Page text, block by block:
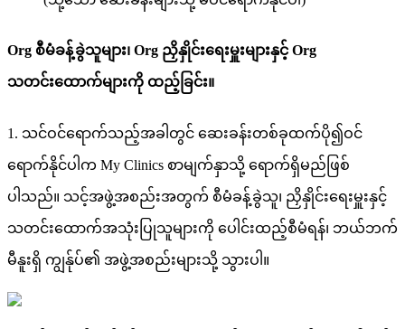
Org စမခနခသမ၊ Org ညနငရမမနင Org
သတငထကမက ထည ခင။
1 . သငဝငရကသညအခ တင ဆခနတစခထကပ၍ဝင
ရကနငပ က My Clinics စမကနသ ရကရမည ဖစ
ပ သည။ သငအဖအစညအတက စမခနခသ၊ ညနငရမနင
သတငထကအသ ပသမက ပ ငထညစမရန၊ ဘယဘက
မနရ ကနပ၏ အဖအစညမသ သပ ။